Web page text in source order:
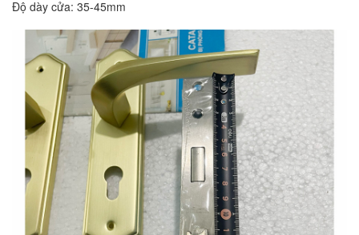
Độ dày cửa: 35-45mm